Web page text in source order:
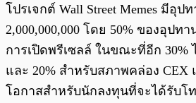
โปรเจกต์ Wall Street Memes มีอุ
2,000,000,000 โดย 50% ของอุปท
การเปิดพรีเซลล์ ในขณะที่อีก 30%
และ 20% สำหรับสภาพคล่อง CEX
โอกาสสำหรับนักลงทุนที่จะได้รับโ